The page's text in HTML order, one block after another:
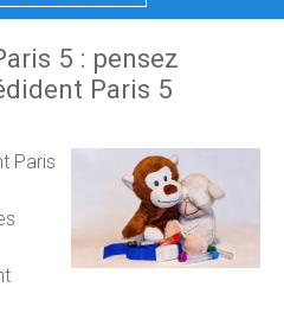
5 : pensez
Paris 5
Paris